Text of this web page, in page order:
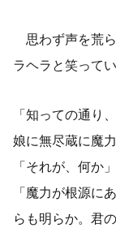
思わず声を荒
ラヘラと笑ってい
「知っての通り
娘に無尽蔵に魔
「それが、何か」
「魔力が根源に
らも明らか。君